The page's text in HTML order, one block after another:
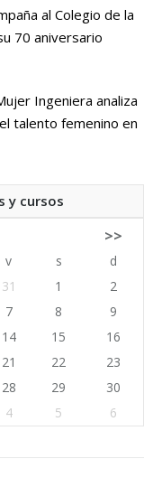
al Colegio de la
70 aniversario
Ingeniera analiza
talento femenino en
y cursos
>>
v s
d
31 1
2
7 8
9
14 15
16
21 22
23
28 29
30
4 5 6